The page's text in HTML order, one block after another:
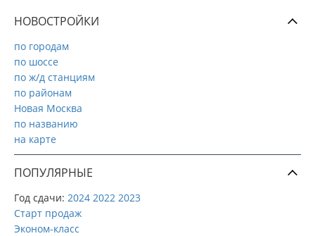
НОВОСТРОЙКИ
по городам
по шоссе
по ж/д станциям
по районам
Новая Москва
по названию
на карте
ПОПУЛЯРНЫЕ
Год сдачи: 2024 2022 2023
Старт продаж
Эконом-класс